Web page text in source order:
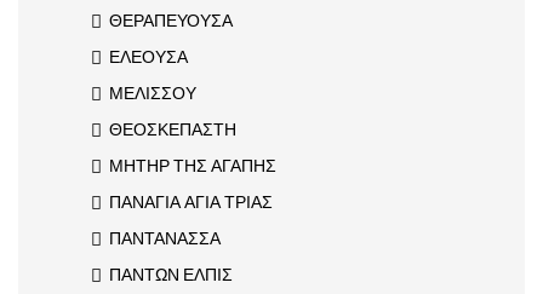
ΘΕΡΑΠΕΥΟΥΣΑ
ΕΛΕΟΥΣΑ
ΜΕΛΙΣΣΟΥ
ΘΕΟΣΚΕΠΑΣΤΗ
ΜΗΤΗΡ ΤΗΣ ΑΓΑΠΗΣ
ΠΑΝΑΓΙΑ ΑΓΙΑ ΤΡΙΑΣ
ΠΑΝΤΑΝΑΣΣΑ
ΠΑΝΤΩΝ ΕΛΠΙΣ